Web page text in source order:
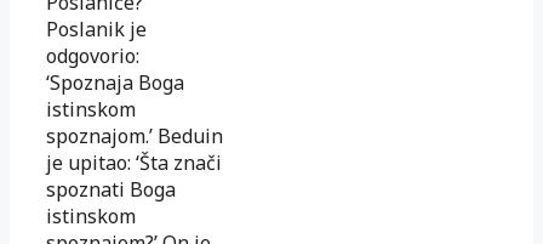
Poslanik je
odgovorio:
‘Spoznaja Boga
istinskom
spoznajom.’ Beduin
je upitao: ‘Šta znači
spoznati Boga
istinskom